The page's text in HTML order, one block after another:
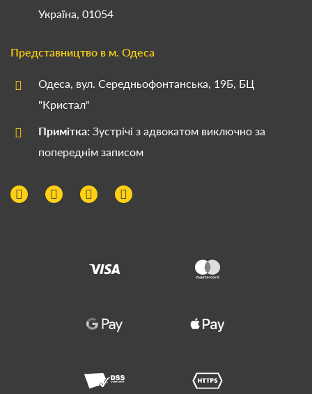
Україна, 01054
Представництво в м. Одеса
Одеса, вул. Середньофонтанська, 19Б, БЦ
"Кристал"
Примітка: Зустрічі з адвокатом виключно за
попереднім записом